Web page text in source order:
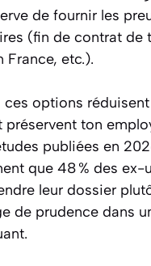
de fournir les
(fin de contrat de
France, etc.).
options
ton
publiées en
que 48 % des
leur dossier
de prudence dans